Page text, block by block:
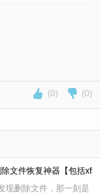
(0) (0)
文件恢复神器【包括xfs…
现删除文件，那一刻是